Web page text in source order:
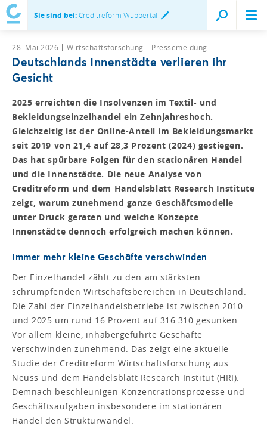
Sie sind bei:Creditreform Wuppertal
28. Mai 2026 Wirtschaftsforschung Pressemeldung
Deutschlands Innenstädte verlieren ihr
Gesicht
2025 erreichten die Insolvenzen im Textil- und
Bekleidungseinzelhandel ein Zehnjahreshoch.
Gleichzeitig ist der Online-Anteil im Bekleidungsmarkt
seit 2019 von 21,4 auf 28,3 Prozent (2024) gestiegen.
Das hat spürbare Folgen für den stationären Handel
und die Innenstädte. Die neue Analyse von
Creditreform und dem Handelsblatt Research Institute
zeigt, warum zunehmend ganze Geschäftsmodelle
unter Druck geraten und welche Konzepte
Innenstädte dennoch erfolgreich machen können.
Immer mehr kleine Geschäfte verschwinden
Der Einzelhandel zählt zu den am stärksten
schrumpfenden Wirtschaftsbereichen in Deutschland.
Die Zahl der Einzelhandelsbetriebe ist zwischen 2010
und 2025 um rund 16 Prozent auf 316.310 gesunken.
Vor allem kleine, inhabergeführte Geschäfte
verschwinden zunehmend. Das zeigt eine aktuelle
Studie der Creditreform Wirtschaftsforschung aus
Neuss und dem Handelsblatt Research Institut (HRI).
Demnach beschleunigen Konzentrationsprozesse und
Geschäftsaufgaben insbesondere im stationären
Handel den Strukturwandel.